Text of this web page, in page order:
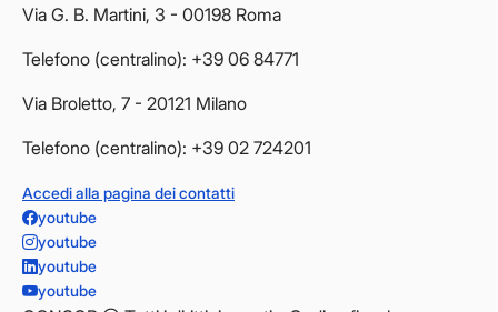
Via G. B. Martini, 3 - 00198 Roma
Telefono (centralino): +39 06 84771
Via Broletto, 7 - 20121 Milano
Telefono (centralino): +39 02 724201
Accedi alla pagina dei contatti
youtube
youtube
youtube
youtube